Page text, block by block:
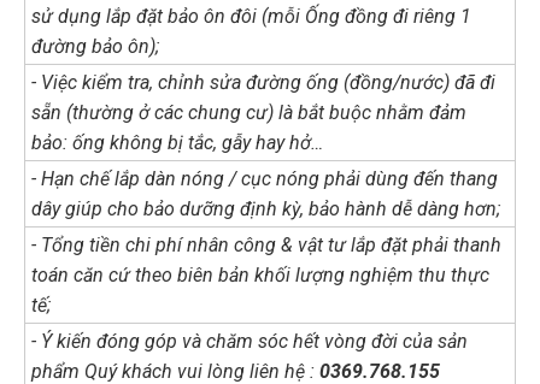
sử dụng lắp đặt bảo ôn đôi (mỗi Ống đồng đi riêng 1
đường bảo ôn);
- Việc kiểm tra, chỉnh sửa đường ống (đồng/nước) đã đi
sẵn (thường ở các chung cư) là bắt buộc nhằm đảm
bảo: ống không bị tắc, gẫy hay hở…
- Hạn chế lắp dàn nóng / cục nóng phải dùng đến thang
dây giúp cho bảo dưỡng định kỳ, bảo hành dễ dàng hơn;
- Tổng tiền chi phí nhân công & vật tư lắp đặt phải thanh
toán căn cứ theo biên bản khối lượng nghiệm thu thực
tế;
- Ý kiến đóng góp và chăm sóc hết vòng đời của sản
phẩm Quý khách vui lòng liên hệ : 0369.768.155